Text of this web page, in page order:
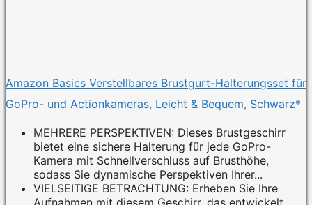
Amazon Basics Verstellbares Brustgurt-Halterungsset für
GoPro- und Actionkameras, Leicht & Bequem, Schwarz*
MEHRERE PERSPEKTIVEN: Dieses Brustgeschirr
bietet eine sichere Halterung für jede GoPro-
Kamera mit Schnellverschluss auf Brusthöhe,
sodass Sie dynamische Perspektiven Ihrer...
VIELSEITIGE BETRACHTUNG: Erheben Sie Ihre
Aufnahmen mit diesem Geschirr, das entwickelt